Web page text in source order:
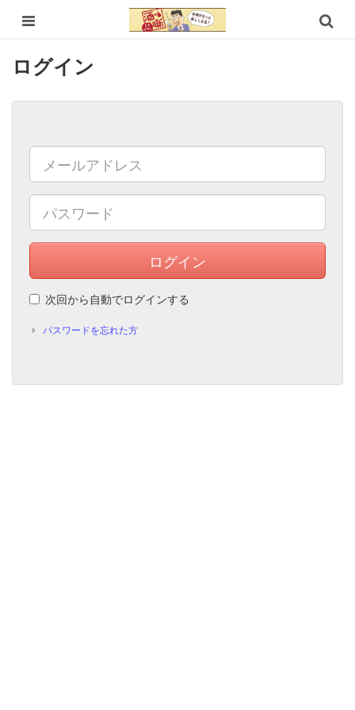
ログイン
ログイン
次回から自動でログインする
パスワードを忘れた方